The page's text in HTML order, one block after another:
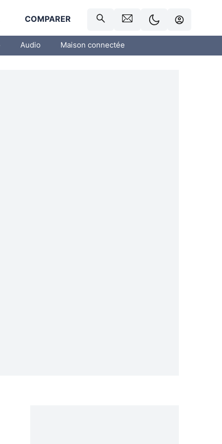
COMPARER
Audio Maison connectée